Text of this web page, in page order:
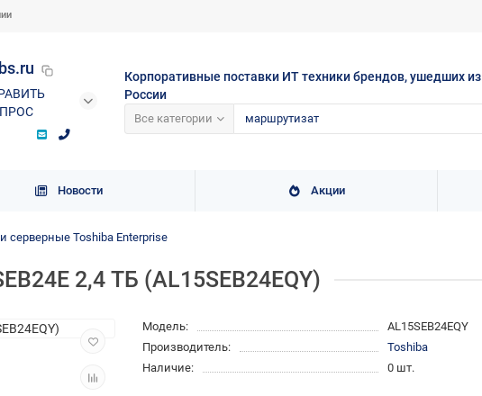
Корпоративные поставки ИТ техники брендов, ушедших из
России
Все категории
Новости Акции
серверные Toshiba Enterprise
2,4 ТБ (AL15SEB24EQY)
Модель:
AL15SEB24EQY
Производитель:
Toshiba
Наличие:
0 шт.